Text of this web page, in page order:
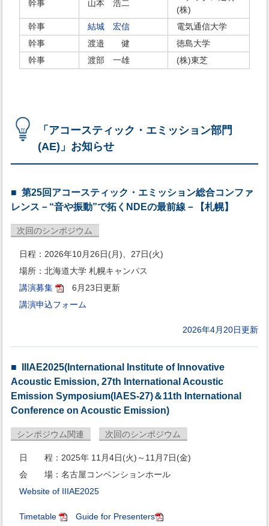
幹事 山本 浩二
(株)
幹事
結城 宏信
電気通信大学
幹事
渡邉 健
徳島大学
幹事
渡部 一雄 (株)東芝
「アコースティック・エミッション部門
(AE)」お知らせ
第25回アコースティック・エミッション総合コンファ
レンス－“音や振動”で拓くNDEの最前線－【札幌】
次回のシンポジウム
日程：2026年10月26日(月)、27日(火)
場所：北海道大学 札幌キャンパス
講演募集
6月23日更新
講演申込フォーム
2026年4月20日更新
IIIAE2025(International Institute of Innovative
Acoustic Emission, 27th International Acoustic
Emission Symposium(IAES-27)＆11th International
Conference on Acoustic Emission)
シンポジウム関連 次回のシンポジウム
日 程：2025年 11月4日(火)～11月7日(金)
会 場：名古屋コンベンションホール
Website of IIIAE2025
Timetable
Guide for Presenters